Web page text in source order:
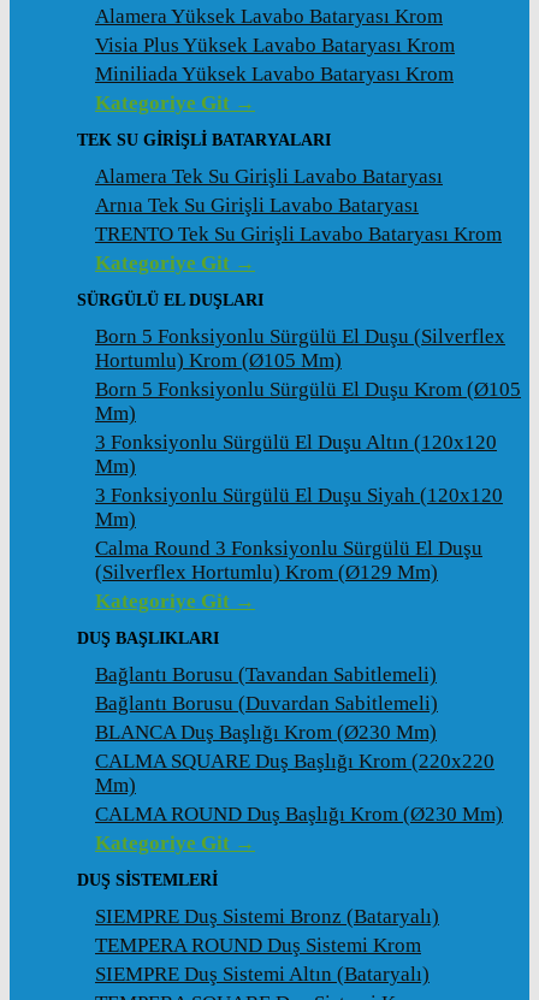
Alamera Yüksek Lavabo Bataryası Krom
Visia Plus Yüksek Lavabo Bataryası Krom
Miniliada Yüksek Lavabo Bataryası Krom
Kategoriye Git →
TEK SU GİRİŞLİ BATARYALARI
Alamera Tek Su Girişli Lavabo Bataryası
Arnıa Tek Su Girişli Lavabo Bataryası
TRENTO Tek Su Girişli Lavabo Bataryası Krom
Kategoriye Git →
SÜRGÜLÜ EL DUŞLARI
Born 5 Fonksiyonlu Sürgülü El Duşu (Silverflex
Hortumlu) Krom (ø105 Mm)
Born 5 Fonksiyonlu Sürgülü El Duşu Krom (ø105
Mm)
3 Fonksiyonlu Sürgülü El Duşu Altın (120x120
Mm)
3 Fonksiyonlu Sürgülü El Duşu Siyah (120x120
Mm)
Calma Round 3 Fonksiyonlu Sürgülü El Duşu
(Silverflex Hortumlu) Krom (ø129 Mm)
Kategoriye Git →
DUŞ BAŞLIKLARI
Bağlantı Borusu (Tavandan Sabitlemeli)
Bağlantı Borusu (Duvardan Sabitlemeli)
BLANCA Duş Başlığı Krom (ø230 Mm)
CALMA SQUARE Duş Başlığı Krom (220x220
Mm)
CALMA ROUND Duş Başlığı Krom (ø230 Mm)
Kategoriye Git →
DUŞ SİSTEMLERİ
SIEMPRE Duş Sistemi Bronz (Bataryalı)
TEMPERA ROUND Duş Sistemi Krom
SIEMPRE Duş Sistemi Altın (Bataryalı)